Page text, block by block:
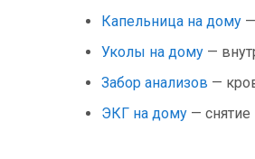
Капельница на дому
Уколы на дому —
Забор анализов —
ЭКГ на дому —